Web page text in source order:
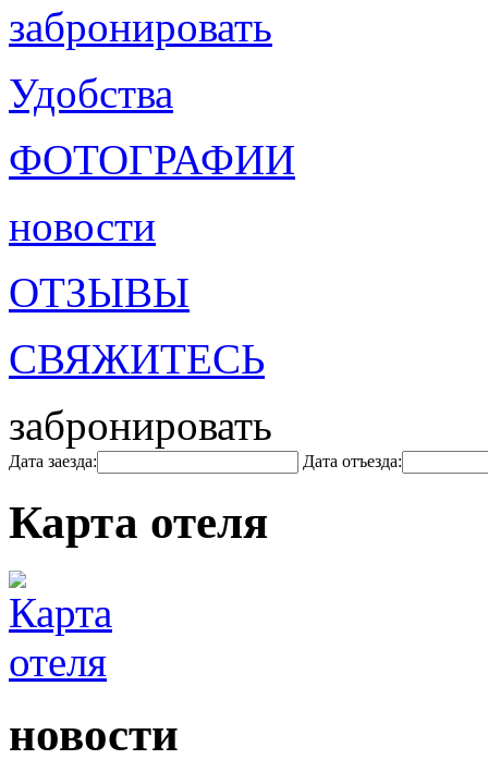
забронировать
Удобства
ФОТОГРАФИИ
новости
ОТЗЫВЫ
СВЯЖИТЕСЬ
забронировать
Дата заезда: Дата отъезда:
Карта отеля
новости